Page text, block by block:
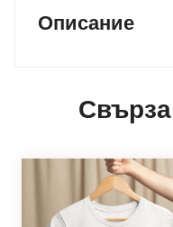
Описание